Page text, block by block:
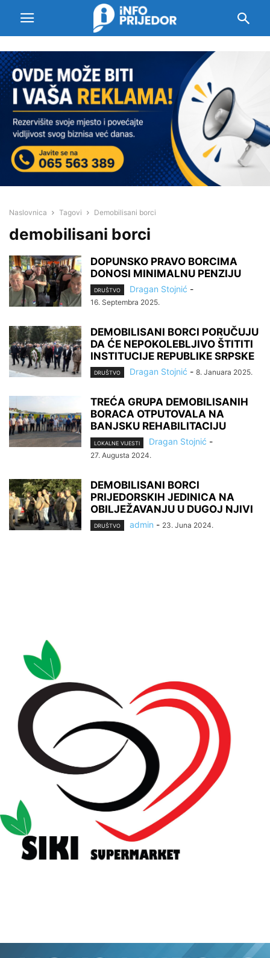
Naslovnica Tagovi Demobilisani borci
demobilisani borci
DOPUNSKO PRAVO BORCIMA
DONOSI MINIMALNU PENZIJU
DRUŠTVO Dragan Stojnić -
16. Septembra 2025.
DEMOBILISANI BORCI PORUČUJU
DA ĆE NEPOKOLEBLJIVO ŠTITITI
INSTITUCIJE REPUBLIKE SRPSKE
DRUŠTVO Dragan Stojnić - 8. Januara 2025.
TREĆA GRUPA DEMOBILISANIH
BORACA OTPUTOVALA NA
BANJSKU REHABILITACIJU
LOKALNE VIJESTI Dragan Stojnić -
27. Augusta 2024.
DEMOBILISANI BORCI
PRIJEDORSKIH JEDINICA NA
OBILJEŽAVANJU U DUGOJ NJIVI
DRUŠTVO admin - 23. Juna 2024.